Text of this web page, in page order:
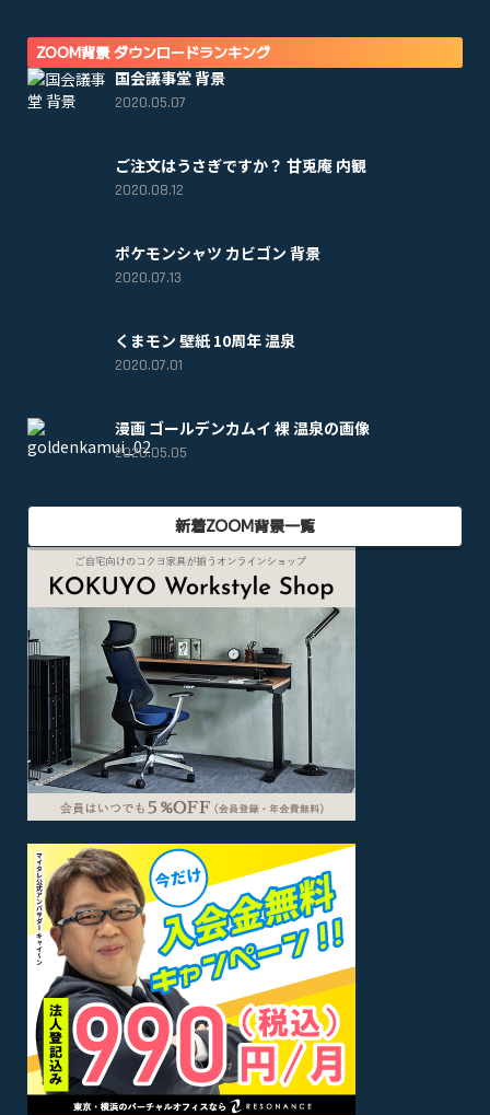
ZOOM背景 ダウンロードランキング
国会議事堂 背景
2020.05.07
ご注文はうさぎですか？ 甘兎庵 内観
2020.08.12
ポケモンシャツ カビゴン 背景
2020.07.13
くまモン 壁紙 10周年 温泉
2020.07.01
漫画 ゴールデンカムイ 裸 温泉の画像
2020.05.05
新着ZOOM背景一覧